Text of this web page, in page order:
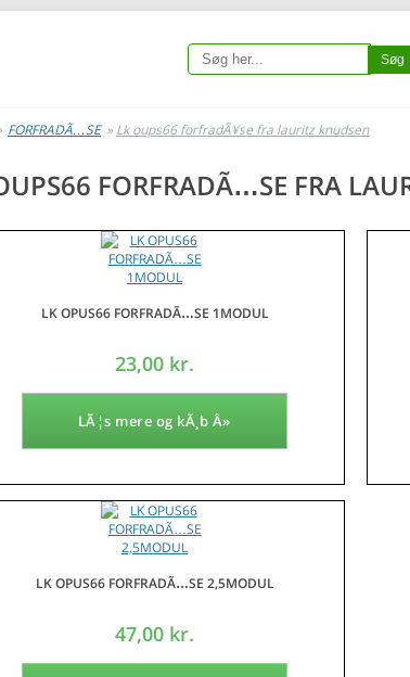
Søg
FORFRADÃ…SE » Lk oups66 forfradÃ¥se fra lauritz knudsen
FORFRADÃ…SE FRA
LK OPUS66 FORFRADÃ…SE 1MODUL
23,00 kr.
LÃ¦s mere og kÃ¸b Â»
LK OPUS66 FORFRADÃ…SE 2,5MODUL
47,00 kr.